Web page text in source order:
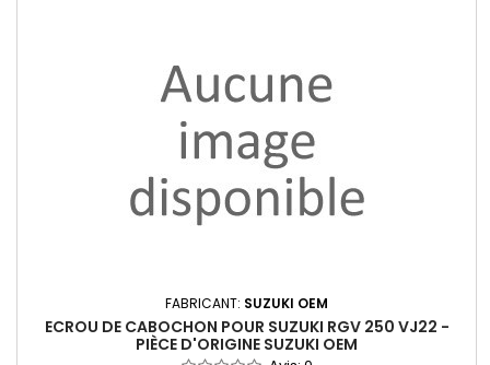
FABRICANT: SUZUKI OEM
ECROU DE CABOCHON POUR SUZUKI RGV 250 VJ22 -
PIÈCE D'ORIGINE SUZUKI OEM